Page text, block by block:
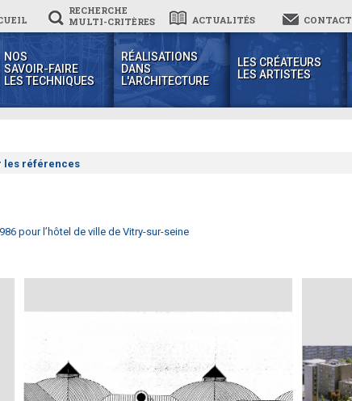
RECHERCHE
MULTI-CRITÈRES
ACTUALITÉS CONTACT
NOS
SAVOIR-FAIRE
LES TECHNIQUES
RÉALISATIONS
DANS
L'ARCHITECTURE
LES CRÉATEURS
LES ARTISTES
les références
pour l’hôtel de ville de Vitry-sur-seine